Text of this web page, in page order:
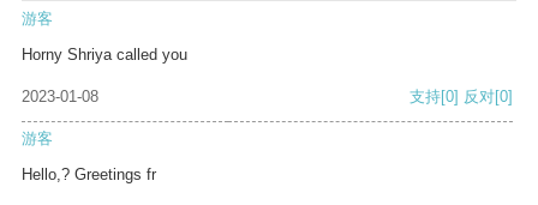
游客
Horny Shriya called you
2023-01-08 支持[0] 反对[0]
游客
Hello,? Greetings fr